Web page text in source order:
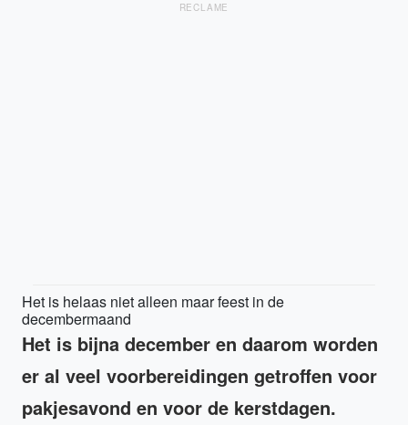
RECLAME
Het is helaas niet alleen maar feest in de
decembermaand
Het is bijna december en daarom worden
er al veel voorbereidingen getroffen voor
pakjesavond en voor de kerstdagen.